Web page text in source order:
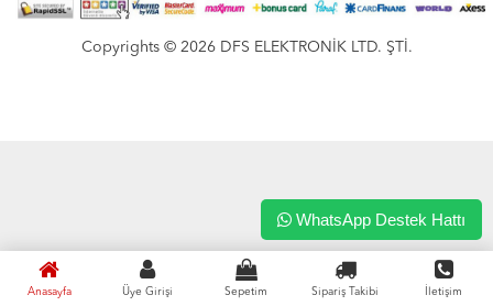
Anasayfa Üye Girişi Sepetim Sipariş Takibi İletişim
Copyrights © 2026 DFS ELEKTRONİK LTD. ŞTİ.
WhatsApp Destek Hattı